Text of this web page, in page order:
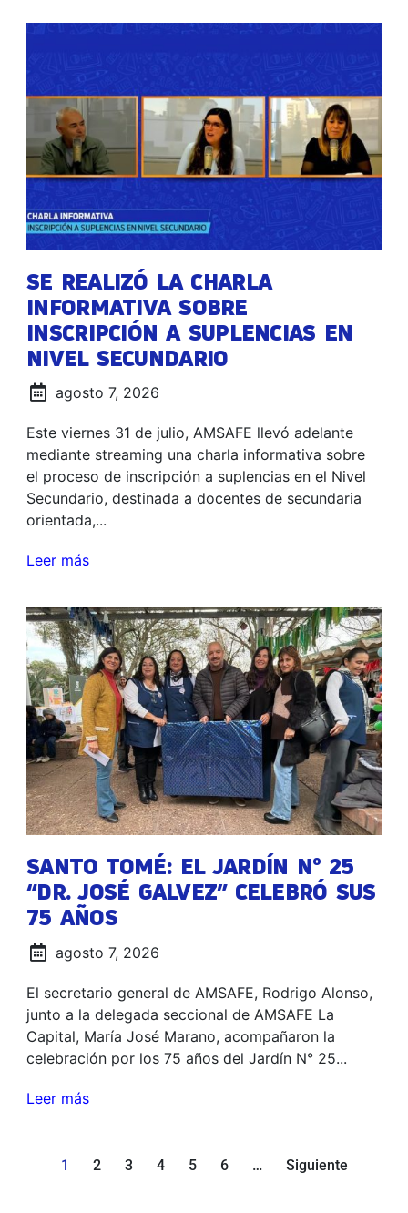
SE REALIZÓ LA CHARLA
INFORMATIVA SOBRE
INSCRIPCIÓN A SUPLENCIAS EN
NIVEL SECUNDARIO
agosto 7, 2026
Este viernes 31 de julio, AMSAFE llevó adelante
mediante streaming una charla informativa sobre
el proceso de inscripción a suplencias en el Nivel
Secundario, destinada a docentes de secundaria
orientada,...
Leer más
SANTO TOMÉ: EL JARDÍN N° 25
“DR. JOSÉ GALVEZ” CELEBRÓ SUS
75 AÑOS
agosto 7, 2026
El secretario general de AMSAFE, Rodrigo Alonso,
junto a la delegada seccional de AMSAFE La
Capital, María José Marano, acompañaron la
celebración por los 75 años del Jardín N° 25...
Leer más
1 2 3 4 5 6 … Siguiente